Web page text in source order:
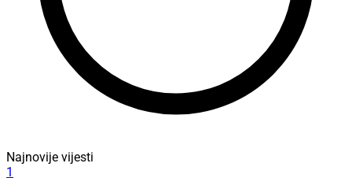
Najnovije vijesti
1